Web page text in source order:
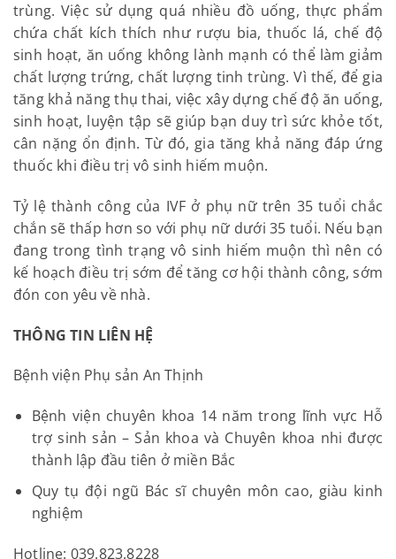
trùng. Việc sử dụng quá nhiều đồ uống, thực phẩm
chứa chất kích thích như rượu bia, thuốc lá, chế độ
sinh hoạt, ăn uống không lành mạnh có thể làm giảm
chất lượng trứng, chất lượng tinh trùng. Vì thế, để gia
tăng khả năng thụ thai, việc xây dựng chế độ ăn uống,
sinh hoạt, luyện tập sẽ giúp bạn duy trì sức khỏe tốt,
cân nặng ổn định. Từ đó, gia tăng khả năng đáp ứng
thuốc khi điều trị vô sinh hiếm muộn.
Tỷ lệ thành công của IVF ở phụ nữ trên 35 tuổi chắc
chắn sẽ thấp hơn so với phụ nữ dưới 35 tuổi. Nếu bạn
đang trong tình trạng vô sinh hiếm muộn thì nên có
kế hoạch điều trị sớm để tăng cơ hội thành công, sớm
đón con yêu về nhà.
THÔNG TIN LIÊN HỆ
Bệnh viện Phụ sản An Thịnh
Bệnh viện chuyên khoa 14 năm trong lĩnh vực Hỗ
trợ sinh sản – Sản khoa và Chuyên khoa nhi được
thành lập đầu tiên ở miền Bắc
Quy tụ đội ngũ Bác sĩ chuyên môn cao, giàu kinh
nghiệm
Hotline: 039.823.8228